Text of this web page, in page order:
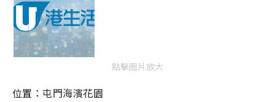
點擊圖片放大
位置：屯門海濱花園